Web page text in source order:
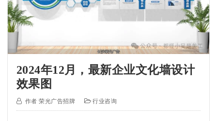
2024年12月，最新企业文化墙设计
效果图
作者荣光广告招牌 行业咨询